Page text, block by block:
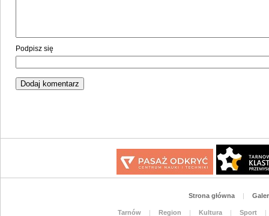
Podpisz się
Strona główna |
Tarnów | Region | Kultura | Sport
|